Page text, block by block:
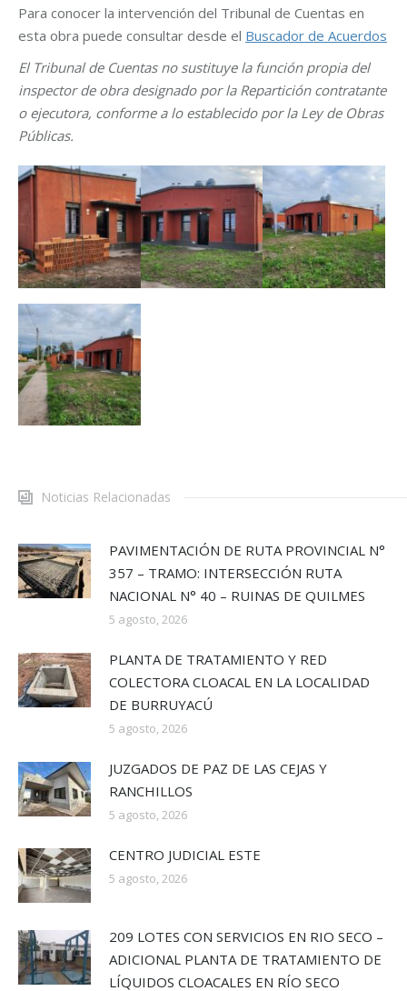
Para conocer la intervención del Tribunal de Cuentas en
esta obra puede consultar desde el Buscador de Acuerdos
El Tribunal de Cuentas no sustituye la función propia del
inspector de obra designado por la Repartición contratante
o ejecutora, conforme a lo establecido por la Ley de Obras
Públicas.
Noticias Relacionadas
PAVIMENTACIÓN DE RUTA PROVINCIAL N°
357 – TRAMO: INTERSECCIÓN RUTA
NACIONAL N° 40 – RUINAS DE QUILMES
5 agosto, 2026
PLANTA DE TRATAMIENTO Y RED
COLECTORA CLOACAL EN LA LOCALIDAD
DE BURRUYACÚ
5 agosto, 2026
JUZGADOS DE PAZ DE LAS CEJAS Y
RANCHILLOS
5 agosto, 2026
CENTRO JUDICIAL ESTE
5 agosto, 2026
209 LOTES CON SERVICIOS EN RIO SECO –
ADICIONAL PLANTA DE TRATAMIENTO DE
LÍQUIDOS CLOACALES EN RÍO SECO